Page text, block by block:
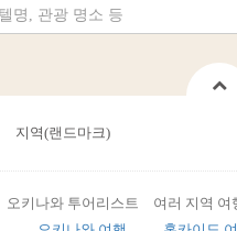
지역(랜드마크)
오키나와 투어리스트 여러 지역 여